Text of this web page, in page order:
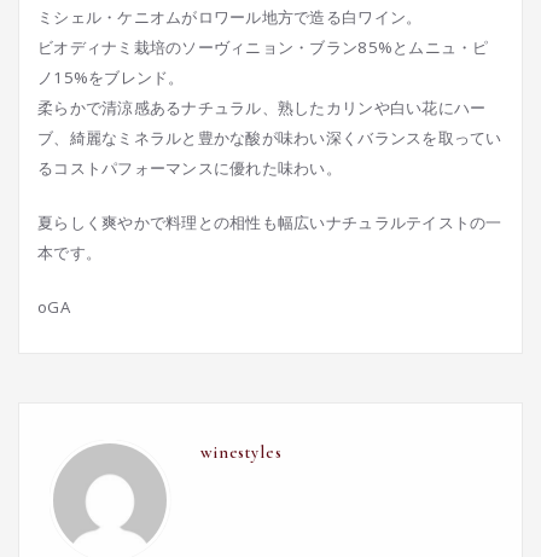
ミシェル・ケニオムがロワール地方で造る白ワイン。
ビオディナミ栽培のソーヴィニョン・ブラン85%とムニュ・ピ
ノ15%をブレンド。
柔らかで清涼感あるナチュラル、熟したカリンや白い花にハー
ブ、綺麗なミネラルと豊かな酸が味わい深くバランスを取ってい
るコストパフォーマンスに優れた味わい。
夏らしく爽やかで料理との相性も幅広いナチュラルテイストの一
本です。
oGA
winestyles